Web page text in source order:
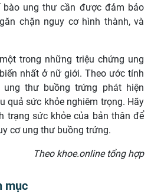
bào ung thư cần được đảm bảo
chặn nguy cơ hình thành, và
trong những triệu chứng ung
nhất ở nữ giới. Theo ước tính
thư buồng trứng phát hiện
quả sức khỏe nghiêm trọng. Hãy
trạng sức khỏe của bản thân để
cơ ung thư buồng trứng.
Theo khoe.online tổng hợp
mục